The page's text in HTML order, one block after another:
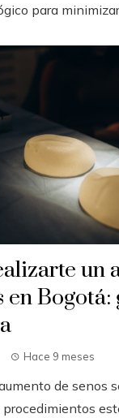
para minimizar
un
en Bogotá:
Hace 9 meses
de senos
procedimientos